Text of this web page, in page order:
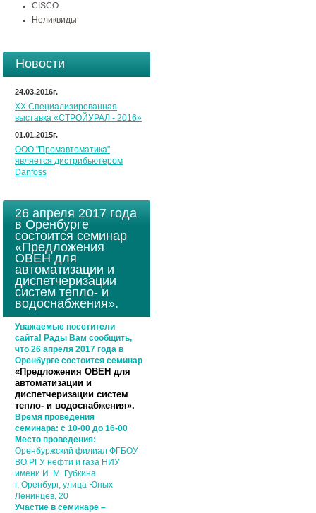
CISCO
Неликвиды
Новости
24.03.2016г.
XX Специализированная
выставка «СТРОЙУРАЛ - 2016»
01.01.2015г.
ООО "Промавтоматика"
является дистрибьютером
Danfoss
26 апреля 2017 года
в Оренбурге
состоится семинар
«Предложения
ОВЕН для
автоматизации и
диспетчеризации
систем тепло- и
водоснабжения».
Уважаемые посетители
сайта! Рады Вам сообщить,
что 26 апреля 2017 года в
Оренбурге состоится семинар
«Предложения ОВЕН для
автоматизации и
диспетчеризации систем
тепло- и водоснабжения».
Время проведения
семинара: с 10-00 до 16-00
Место проведения:
Оренбуржский филиал ФГБОУ
ВО РГУ нефти и газа НИУ
имени И. М. Губкина
г. Оренбург, улица Юных
Ленинцев, 20
Участие в семинаре –